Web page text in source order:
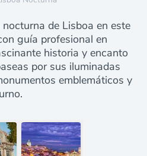
de Lisboa en este
guía profesional en
historia y encanto
por sus iluminadas
emblemáticos y